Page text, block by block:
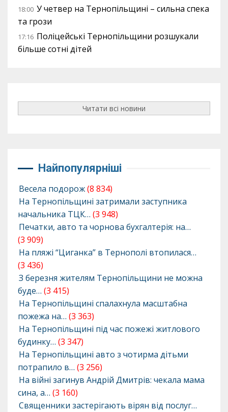
18:00 У четвер на Тернопільщині – сильна спека
та грози
17:16 Поліцейські Тернопільщини розшукали
більше сотні дітей
Читати всі новини
Найпопулярніші
Весела подорож(8 834)
На Тернопільщині затримали заступника
начальника ТЦК… (3 948)
Печатки, авто та чорнова бухгалтерія: на…
(3 909)
На пляжі “Циганка” в Тернополі втопилася…
(3 436)
З березня жителям Тернопільщини не можна
буде… (3 415)
На Тернопільщині спалахнула масштабна
пожежа на… (3 363)
На Тернопільщині під час пожежі житлового
будинку… (3 347)
На Тернопільщині авто з чотирма дітьми
потрапило в… (3 256)
На війні загинув Андрій Дмитрів: чекала мама
сина, а… (3 160)
Священники застерігають вірян від послуг…